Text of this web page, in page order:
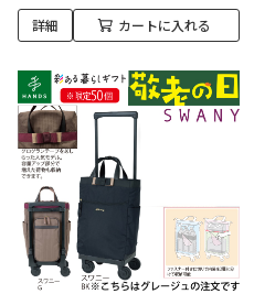
詳細 カートに入れる